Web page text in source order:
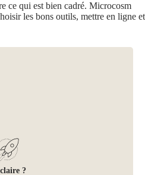
ce qui est bien cadré. Microcosm
les bons outils, mettre en ligne et
?